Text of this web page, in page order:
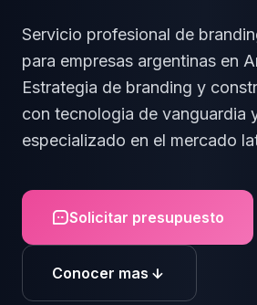
Servicio profesional de
para empresas argentinas en
Estrategia de branding y
con tecnologia de vanguardia
especializado en el mercado
Solicitar presupuesto
Conocer mas